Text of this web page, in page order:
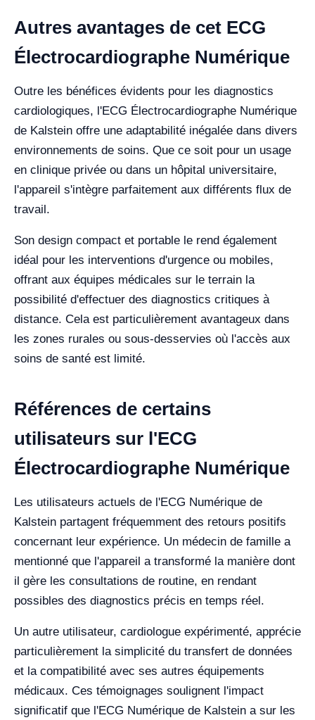
Autres avantages de cet ECG
Électrocardiographe Numérique
Outre les bénéfices évidents pour les diagnostics
cardiologiques, l'ECG Électrocardiographe Numérique
de Kalstein offre une adaptabilité inégalée dans divers
environnements de soins. Que ce soit pour un usage
en clinique privée ou dans un hôpital universitaire,
l'appareil s'intègre parfaitement aux différents flux de
travail.
Son design compact et portable le rend également
idéal pour les interventions d'urgence ou mobiles,
offrant aux équipes médicales sur le terrain la
possibilité d'effectuer des diagnostics critiques à
distance. Cela est particulièrement avantageux dans
les zones rurales ou sous-desservies où l'accès aux
soins de santé est limité.
Références de certains
utilisateurs sur l'ECG
Électrocardiographe Numérique
Les utilisateurs actuels de l'ECG Numérique de
Kalstein partagent fréquemment des retours positifs
concernant leur expérience. Un médecin de famille a
mentionné que l'appareil a transformé la manière dont
il gère les consultations de routine, en rendant
possibles des diagnostics précis en temps réel.
Un autre utilisateur, cardiologue expérimenté, apprécie
particulièrement la simplicité du transfert de données
et la compatibilité avec ses autres équipements
médicaux. Ces témoignages soulignent l'impact
significatif que l'ECG Numérique de Kalstein a sur les